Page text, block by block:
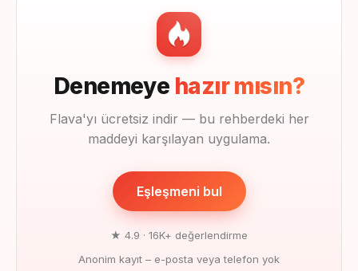
Denemeye hazır mısın?
Flava'yı ücretsiz indir — bu rehberdeki her
maddeyi karşılayan uygulama.
Eşleşmeni bul
★ 4.9 · 16K+ değerlendirme
Anonim kayıt – e-posta veya telefon yok